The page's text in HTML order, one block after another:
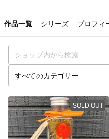
作品一覧 シリーズ プロフィ
SOLD OUT